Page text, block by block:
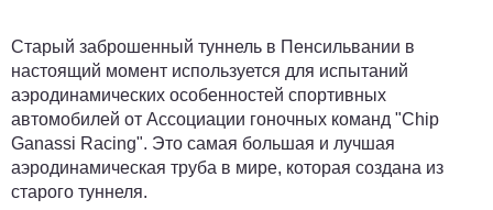
Старый заброшенный туннель в Пенсильвании в
настоящий момент используется для испытаний
аэродинамических особенностей спортивных
автомобилей от Ассоциации гоночных команд "Chip
Ganassi Racing". Это самая большая и лучшая
аэродинамическая труба в мире, которая создана из
старого туннеля.